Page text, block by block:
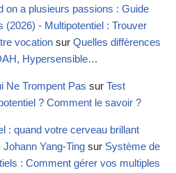
on a plusieurs passions : Guide
(2026) - Multipotentiel : Trouver
vocation sur Quelles différences
Hypersensible…
Ne Trompent Pas sur Test
? Comment le savoir ?
: quand votre cerveau brillant
Yang-Ting sur Système de
: Comment gérer vos multiples